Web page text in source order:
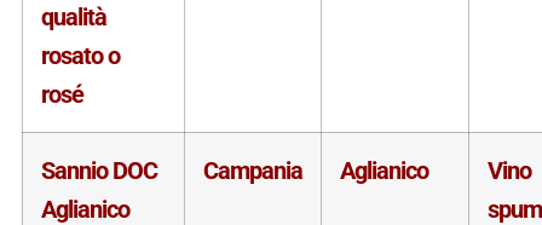
qualità
rosato o
rosé
Sannio DOC
Aglianico
Campania Aglianico
Vino